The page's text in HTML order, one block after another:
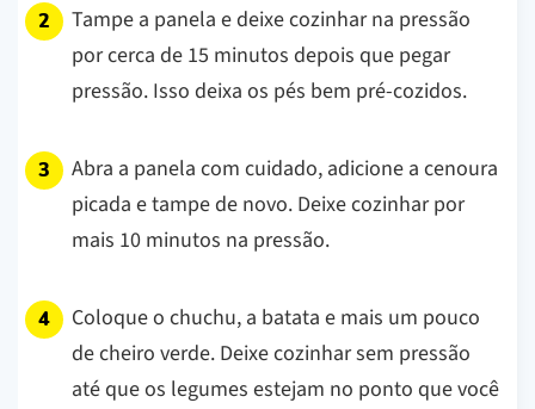
Tampe a panela e deixe cozinhar na pressão
por cerca de 15 minutos depois que pegar
pressão. Isso deixa os pés bem pré-cozidos.
Abra a panela com cuidado, adicione a cenoura
picada e tampe de novo. Deixe cozinhar por
mais 10 minutos na pressão.
Coloque o chuchu, a batata e mais um pouco
de cheiro verde. Deixe cozinhar sem pressão
até que os legumes estejam no ponto que você